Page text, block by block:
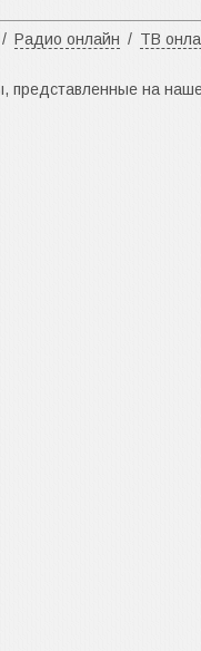
/ Радио онлайн / ТВ
представленные на